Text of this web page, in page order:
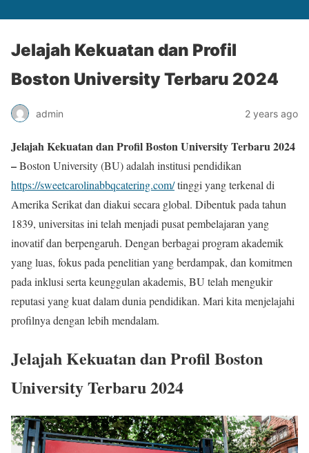
Jelajah Kekuatan dan Profil
Boston University Terbaru 2024
admin 2 years ago
Jelajah Kekuatan dan Profil Boston University Terbaru 2024
–Boston University (BU) adalah institusi pendidikan
https://sweetcarolinabbqcatering.com/tinggi yang terkenal di
Amerika Serikat dan diakui secara global. Dibentuk pada tahun
1839, universitas ini telah menjadi pusat pembelajaran yang
inovatif dan berpengaruh. Dengan berbagai program akademik
yang luas, fokus pada penelitian yang berdampak, dan komitmen
pada inklusi serta keunggulan akademis, BU telah mengukir
reputasi yang kuat dalam dunia pendidikan. Mari kita menjelajahi
profilnya dengan lebih mendalam.
Jelajah Kekuatan dan Profil Boston
University Terbaru 2024